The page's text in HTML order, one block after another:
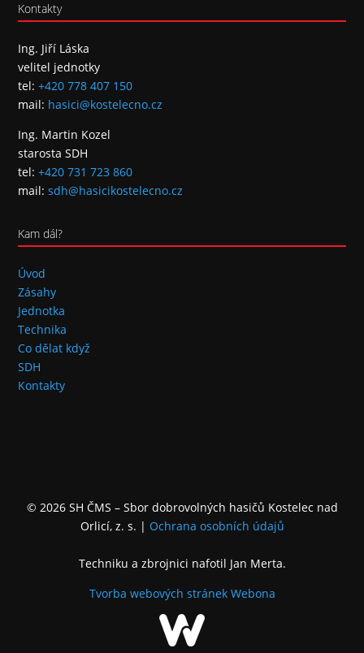
Kontakty
Ing. Jiří Láska
velitel jednotky
tel:+420 778 407 150
mail: hasici@kostelecno.cz
Ing. Martin Kozel
starosta SDH
tel:+420 731 723 860
mail:sdh@hasicikostelecno.cz
Kam dál?
Úvod
Zásahy
Jednotka
Technika
Co dělat když
SDH
Kontakty
© 2026 SH ČMS – Sbor dobrovolných hasičů Kostelec nad
Orlicí, z. s. | Ochrana osobních údajů
Techniku a zbrojnici nafotil Jan Merta.
Tvorba webových stránek Webona